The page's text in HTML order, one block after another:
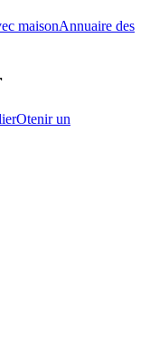
maisonAnnuaire des
Otenir un